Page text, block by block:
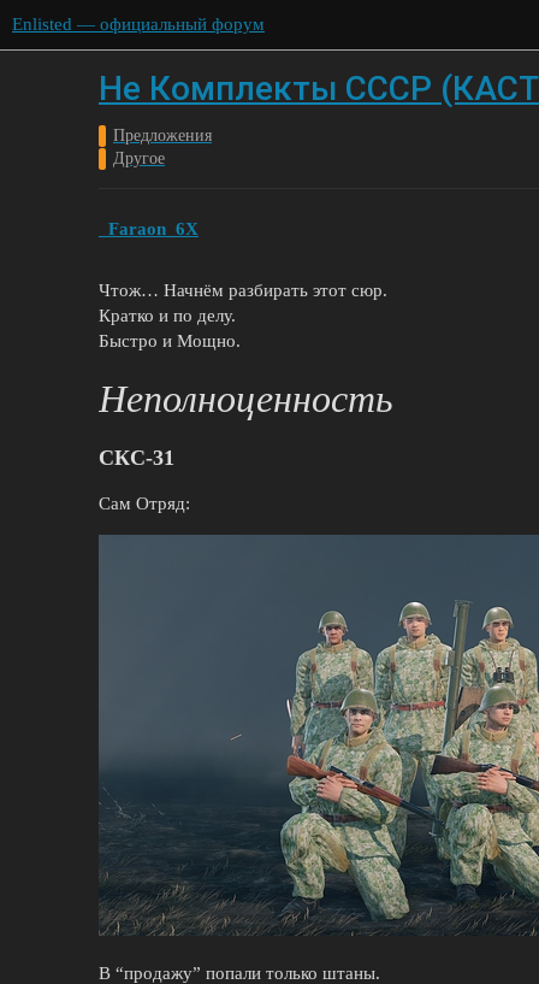
Enlisted — официальный форум
Не Комплекты СССР
Предложения
Другое
_Faraon_6X
Чтож… Начнём разбирать этот сюр.
Кратко и по делу.
Быстро и Мощно.
Неполноценность
СКС-31
Сам Отряд:
В “продажу” попали только штаны.